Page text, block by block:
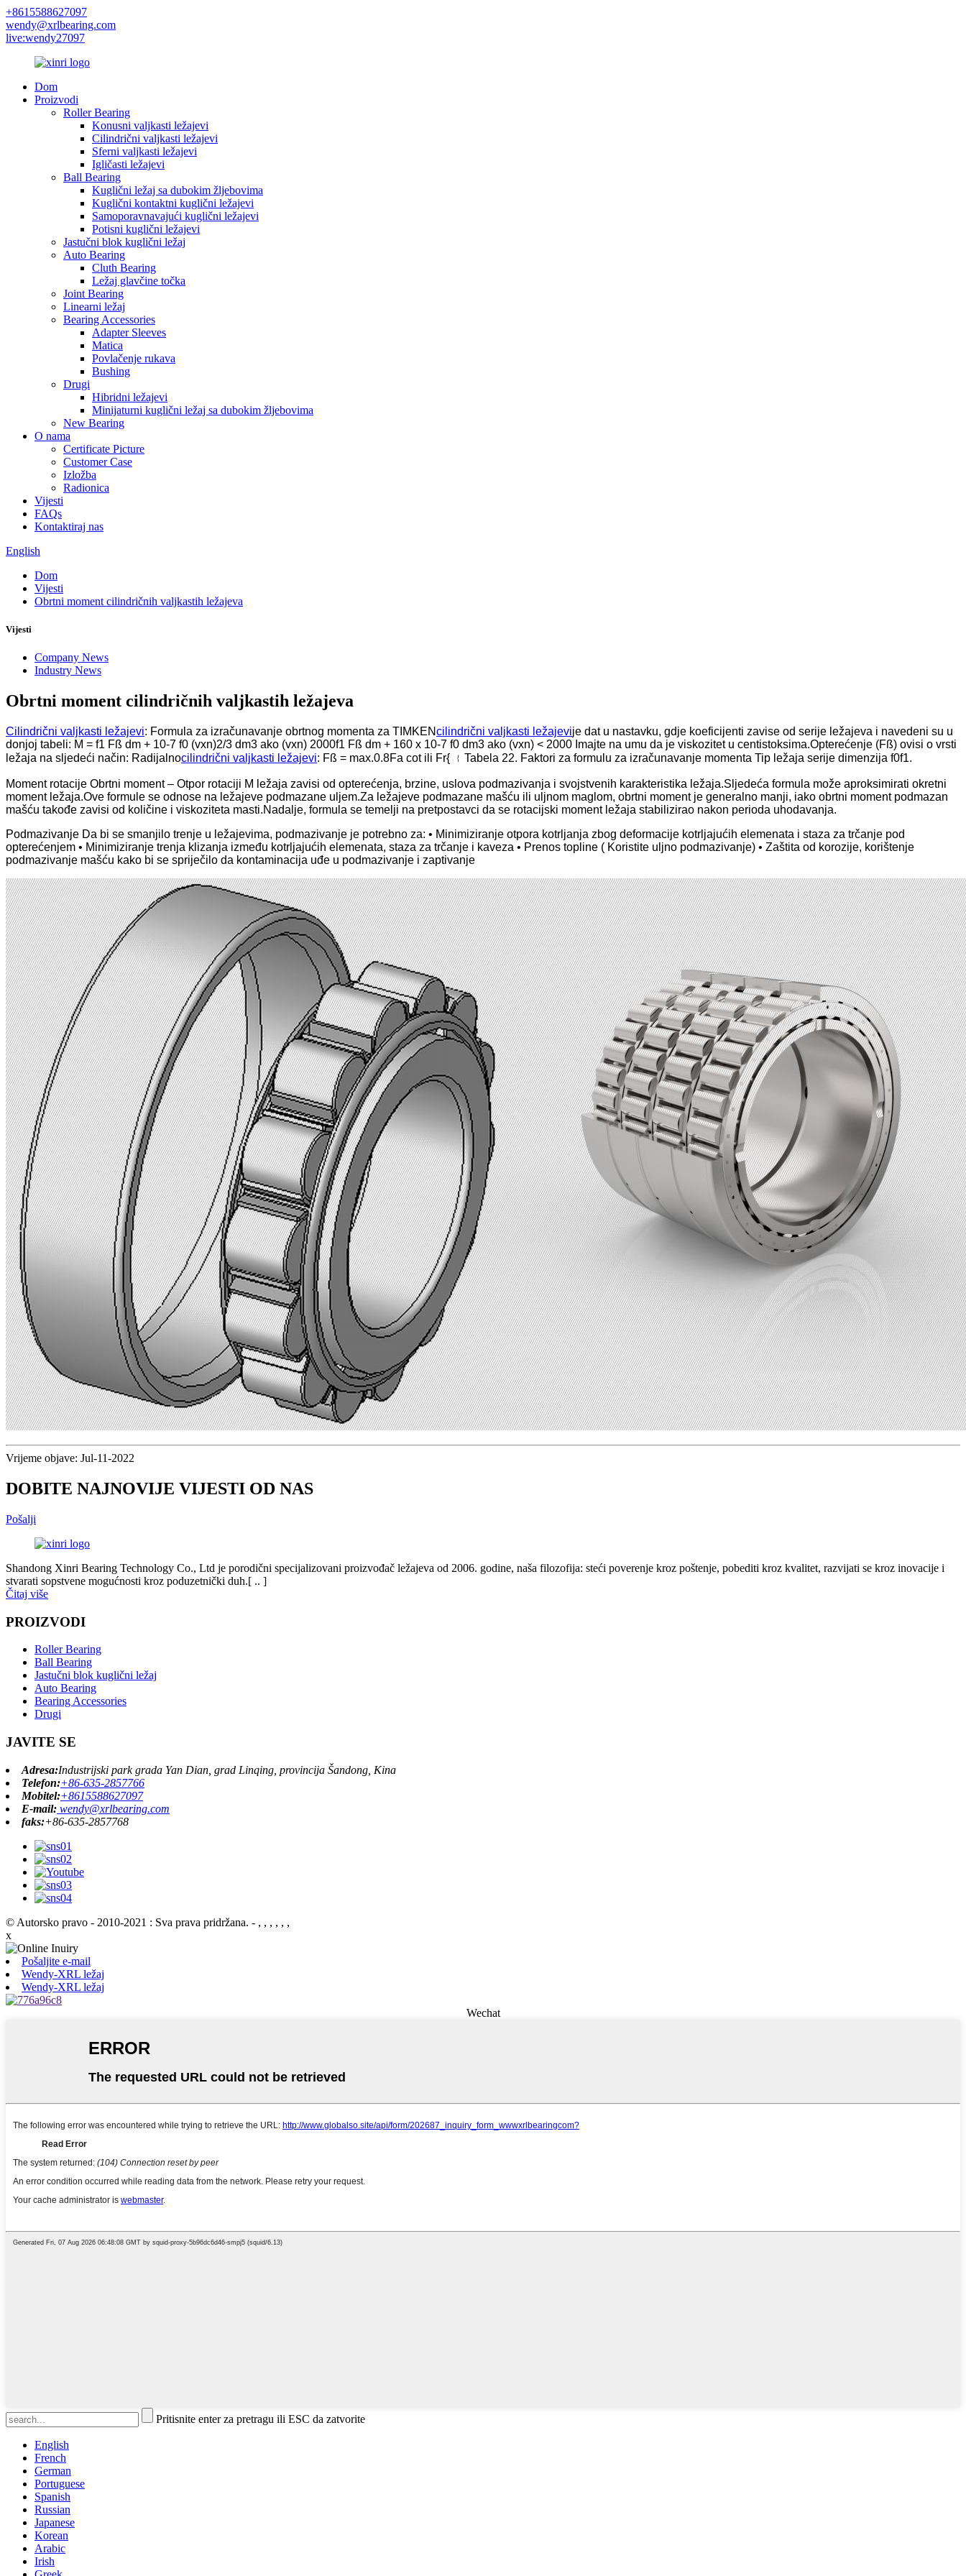
+8615588627097
wendy@xrlbearing.com
live:wendy27097
Dom
Proizvodi
Roller Bearing
Konusni valjkasti ležajevi
Cilindrični valjkasti ležajevi
Sferni valjkasti ležajevi
Igličasti ležajevi
Ball Bearing
Kuglični ležaj sa dubokim žljebovima
Kuglični kontaktni kuglični ležajevi
Samoporavnavajući kuglični ležajevi
Potisni kuglični ležajevi
Jastučni blok kuglični ležaj
Auto Bearing
Cluth Bearing
Ležaj glavčine točka
Joint Bearing
Linearni ležaj
Bearing Accessories
Adapter Sleeves
Matica
Povlačenje rukava
Bushing
Drugi
Hibridni ležajevi
Minijaturni kuglični ležaj sa dubokim žljebovima
New Bearing
O nama
Certificate Picture
Customer Case
Izložba
Radionica
Vijesti
FAQs
Kontaktiraj nas
English
Dom
Vijesti
Obrtni moment cilindričnih valjkastih ležajeva
Vijesti
Company News
Industry News
Obrtni moment cilindričnih valjkastih ležajeva
Cilindrični valjkasti ležajevi: Formula za izračunavanje obrtnog momenta za TIMKENcilindrični valjkasti ležajevije dat u nastavku, gdje koeficijenti zavise od serije ležajeva i navedeni su u
donjoj tabeli: M = f1 Fß dm + 10-7 f0 (vxn)2/3 dm3 ako (vxn) 2000f1 Fß dm + 160 x 10-7 f0 dm3 ako (vxn) < 2000 Imajte na umu da je viskozitet u centistoksima.Opterećenje (Fß) ovisi o vrsti
ležaja na sljedeći način: Radijalnocilindrični valjkasti ležajevi: Fß = max.0.8Fa cot ili Fr{ ﹛Tabela 22. Faktori za formulu za izračunavanje momenta Tip ležaja serije dimenzija f0f1.
Moment rotacije Obrtni moment – ​​Otpor rotaciji M ležaja zavisi od opterećenja, brzine, uslova podmazivanja i svojstvenih karakteristika ležaja.Sljedeća formula može aproksimirati okretni
moment ležaja.Ove formule se odnose na ležajeve podmazane uljem.Za ležajeve podmazane mašću ili uljnom maglom, obrtni moment je generalno manji, iako obrtni moment podmazan
mašću takođe zavisi od količine i viskoziteta masti.Nadalje, formula se temelji na pretpostavci da se rotacijski moment ležaja stabilizirao nakon perioda uhodavanja.
Podmazivanje Da bi se smanjilo trenje u ležajevima, podmazivanje je potrebno za: • Minimiziranje otpora kotrljanja zbog deformacije kotrljajućih elemenata i staza za trčanje pod
opterećenjem • Minimiziranje trenja klizanja između kotrljajućih elemenata, staza za trčanje i kaveza • Prenos topline ( Koristite uljno podmazivanje) • Zaštita od korozije, korištenje
podmazivanje mašću kako bi se spriječilo da kontaminacija uđe u podmazivanje i zaptivanje
Vrijeme objave: Jul-11-2022
DOBITE NAJNOVIJE VIJESTI OD NAS
Pošalji
Shandong Xinri Bearing Technology Co., Ltd je porodični specijalizovani proizvođač ležajeva od 2006. godine, naša filozofija: steći poverenje kroz poštenje, pobediti kroz kvalitet, razvijati se kroz inovacije i
stvarati sopstvene mogućnosti kroz poduzetnički duh.[ .. ]
Čitaj više
PROIZVODI
Roller Bearing
Ball Bearing
Jastučni blok kuglični ležaj
Auto Bearing
Bearing Accessories
Drugi
JAVITE SE
Adresa:Industrijski park grada Yan Dian, grad Linqing, provincija Šandong, Kina
Telefon:+86-635-2857766
Mobitel:+8615588627097
E-mail: wendy@xrlbearing.com
faks:+86-635-2857768
© Autorsko pravo - 2010-2021 : Sva prava pridržana. - , , , , , ,
x
Pošaljite e-mail
Wendy-XRL ležaj
Wendy-XRL ležaj
Wechat
Pritisnite enter za pretragu ili ESC da zatvorite
English
French
German
Portuguese
Spanish
Russian
Japanese
Korean
Arabic
Irish